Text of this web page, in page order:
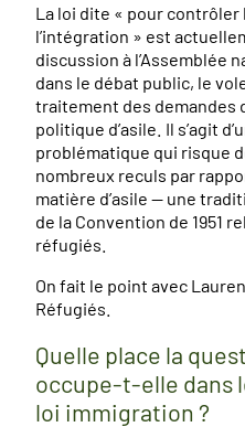
La loi dite « pour contrôler
l’intégration » est
discussion à l’Assemblée
dans le débat public, le
traitement des demandes
politique d’asile. Il s’agit
problématique qui risque
nombreux reculs par
matière d’asile — une
de la Convention de 1951
réfugiés.
On fait le point avec
Réfugiés.
Quelle place la
occupe-t-elle dans
loi immigration ?